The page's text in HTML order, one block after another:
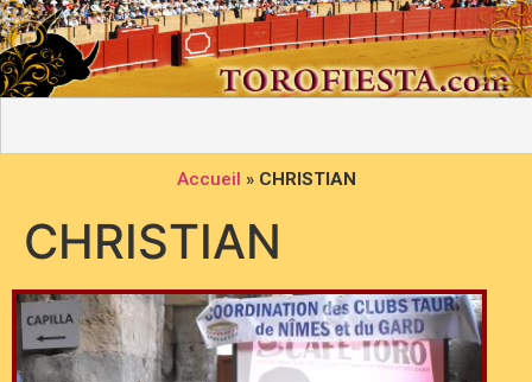
Accueil » CHRISTIAN
CHRISTIAN